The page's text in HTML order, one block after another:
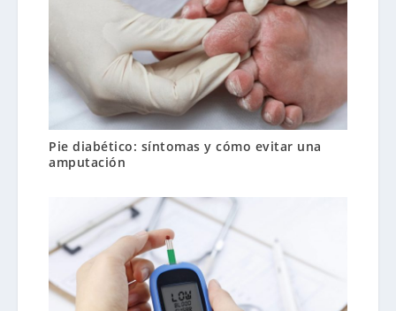
Pie diabético: síntomas y cómo evitar una
amputación